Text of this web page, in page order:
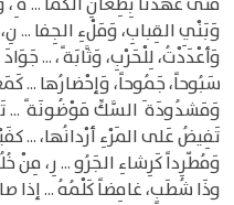
وَبَنْيِ القِبابِ، وَمَلْءِ الجِفا ... نِ،
وَأعْدَدْتُ، لِلْحَرْبِ، وَثَّابَة ً، ... جَوَادَ
سَبُوحاً، جَمُوحاً، وَإحْضارُها ...
وَمَشدُودَة َ السَّكِّ مَوْضُونَة ً ...
تَفِيضُ عَلى المَرْءِ أرْدانُها، ...
وَمُطّرِداً كَرِشاءِ الجَرُو ... رِ، مِنْ
وذَا شُطَبٍ، غامِضاً كَلْمُهُ ... إذا